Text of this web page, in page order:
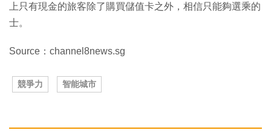
上只有現金的旅客除了購買儲值卡之外，相信只能夠選乘的
士。
Source：channel8news.sg
競爭力 智能城市